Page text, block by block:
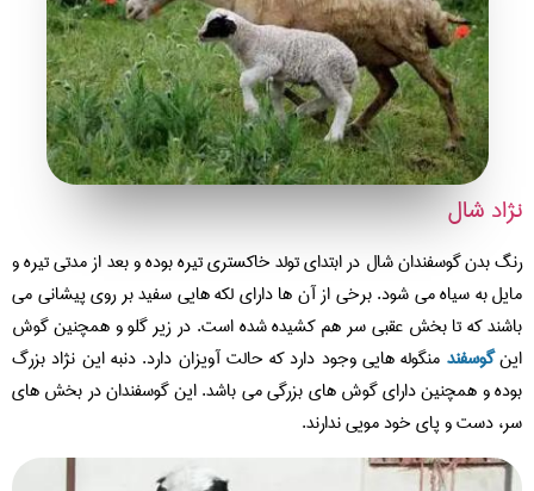
شال
بدن گوسفندان شال در ابتدای تولد خاکستری تیره بوده و بعد از مدتی تیره و
به سیاه می شود. برخی از آن ها دارای لکه هایی سفید بر روی پیشانی می
که تا بخش عقبی سر هم کشیده شده است. در زیر گلو و همچنین گوش
گوسفندمنگوله هایی وجود دارد که حالت آویزان دارد. دنبه این نژاد بزرگ
و همچنین دارای گوش های بزرگی می باشد. این گوسفندان در بخش های
دست و پای خود مویی ندارند.